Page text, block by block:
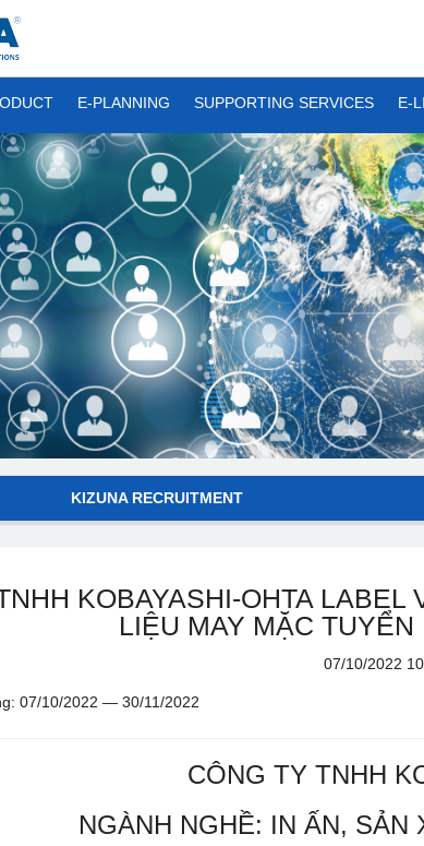
E-PLANNING SUPPORTING SERVICES E-
KIZUNA RECRUITMENT
KOBAYASHI-OHTA
LIỆU MAY MẶC
07/10/2022
07/10/2022 — 30/11/2022
CÔNG TY TNHH
NGÀNH NGHỀ: IN ẤN, SẢN